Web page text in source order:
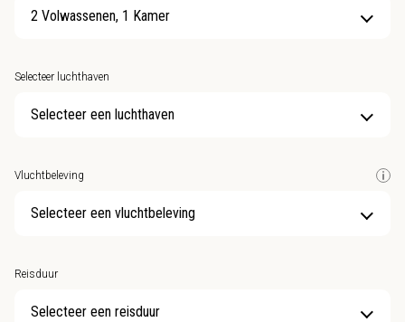
2 Volwassenen, 1 Kamer
Selecteer luchthaven
Selecteer een luchthaven
Vluchtbeleving
Selecteer een vluchtbeleving
Reisduur
Selecteer een reisduur